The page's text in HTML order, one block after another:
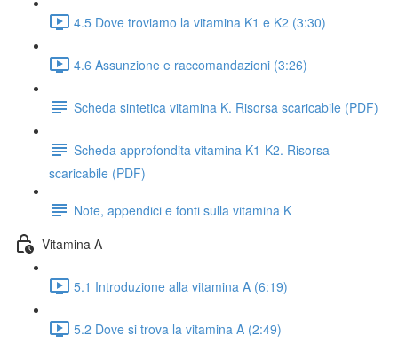
4.5 Dove troviamo la vitamina K1 e K2 (3:30)
4.6 Assunzione e raccomandazioni (3:26)
Scheda sintetica vitamina K. Risorsa scaricabile (PDF)
Scheda approfondita vitamina K1-K2. Risorsa
scaricabile (PDF)
Note, appendici e fonti sulla vitamina K
Vitamina A
5.1 Introduzione alla vitamina A (6:19)
5.2 Dove si trova la vitamina A (2:49)